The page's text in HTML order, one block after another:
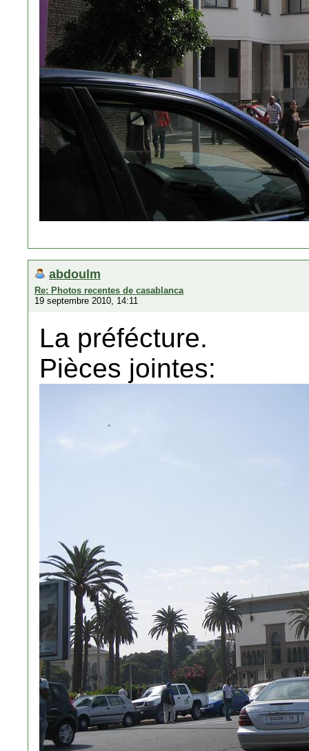
abdoulm
Re: Photos recentes de casablanca
19 septembre 2010, 14:11
La préfécture.
Pièces jointes: